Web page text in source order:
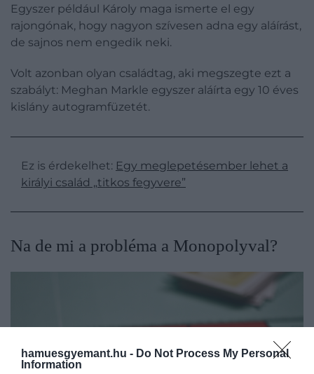
hamuesgyemant.hu - Do Not Process My Personal
Information
Egyszer például Károly maga ismerte el egy
rajongónak, hogy nagyon szívesen adna egy aláírást,
de sajnos nem engedik neki.
Volt azonban olyan családtag, aki megszegte ezt a
szabályt: Meghan Markle egyszer aláírta egy 10 éves
kislány autogramfüzetét.
Ez is érdekelhet: Egy meglepetésember lehet a
királyi család „titkos fegyvere”
Na de mi a probléma a Monopolyval?